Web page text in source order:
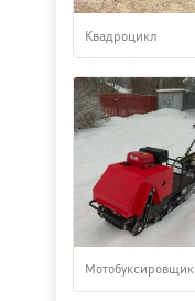
Квадроцикл
Мотобуксировщик